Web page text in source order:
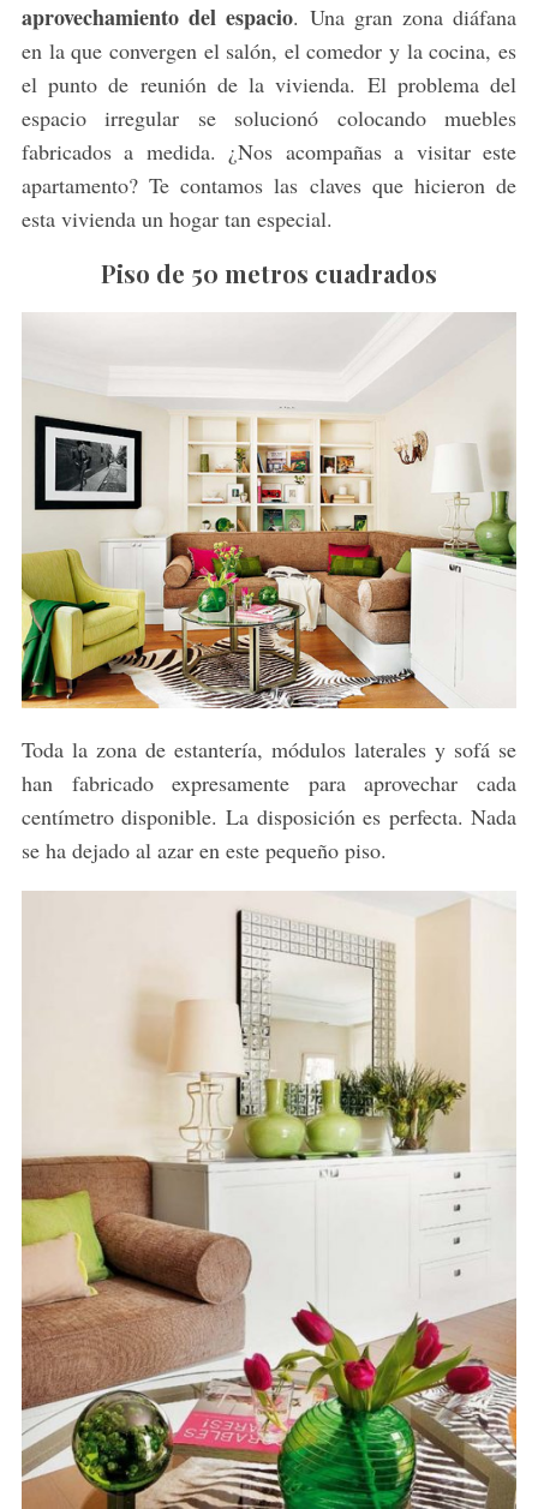
aprovechamiento del espacio. Una gran zona diáfana
en la que convergen el salón, el comedor y la cocina, es
el punto de reunión de la vivienda. El problema del
espacio irregular se solucionó colocando muebles
fabricados a medida. ¿Nos acompañas a visitar este
apartamento? Te contamos las claves que hicieron de
esta vivienda un hogar tan especial.
Piso de 50 metros cuadrados
Toda la zona de estantería, módulos laterales y sofá se
han fabricado expresamente para aprovechar cada
centímetro disponible. La disposición es perfecta. Nada
se ha dejado al azar en este pequeño piso.